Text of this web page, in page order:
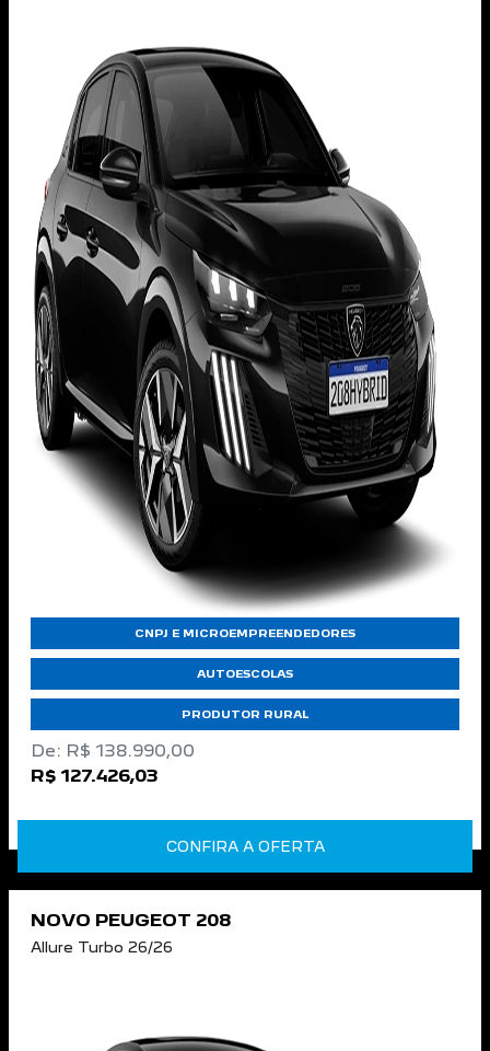
CNPJ E MICROEMPREENDEDORES
AUTOESCOLAS
PRODUTOR RURAL
De: R$ 138.990,00
R$ 127.426,03
CONFIRA A OFERTA
NOVO PEUGEOT 208
Allure Turbo 26/26